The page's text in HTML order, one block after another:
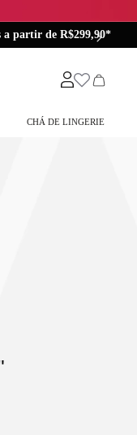
a partir de R$299,90*
CHÁ DE LINGERIE